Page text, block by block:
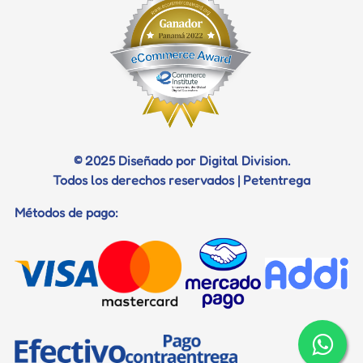
Juguetes
Profilaxis dental
Diagnostico
Certificados
Documentos para viaje
Términos Vetentrega
Telefono
© 2025 Diseñado por Digital Division.
Todos los derechos reservados | Petentrega
Métodos de pago: